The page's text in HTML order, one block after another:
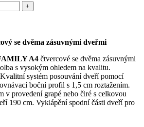
se dvěma zásuvnými dveřmi
A4 čtvercové se dvěma zásuvnými
s vysokým ohledem na kvalitu.
systém posouvání dveří pomocí
boční profil s 1,5 cm roztažením.
v provedení grapé nebo čiré s celkovou
190 cm. Vyklápění spodní části dveří pro